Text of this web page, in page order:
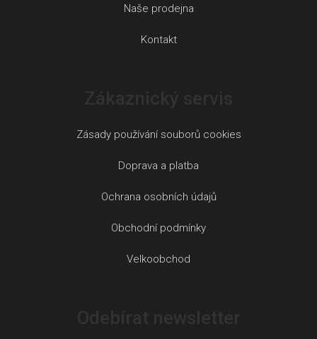
Naše prodejna
Kontakt
Zásady používání souborů cookies
Doprava a platba
Ochrana osobních údajů
Obchodní podmínky
Velkoobchod